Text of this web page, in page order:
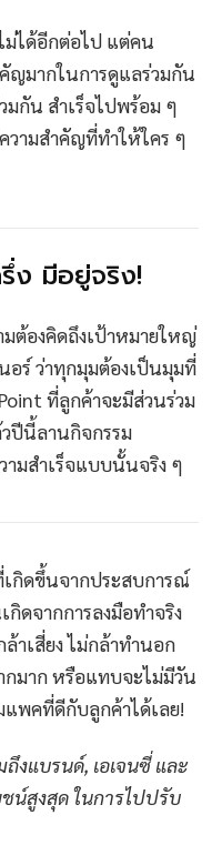
ม่ได้อีกต่อไป แต่คน
ญมากในการดูแลร่วมกัน
มกัน สำเร็จไปพร้อม ๆ
ามสำคัญที่ทำให้ใคร ๆ
ง มีอยู่จริง!
ต้องคิดถึงเป้าหมายใหญ่
ร์ ว่าทุกมุมต้องเป็นมุมที่
ที่ลูกค้าจะมีส่วนร่วม
ปีนี้ลานกิจกรรม
มสำเร็จแบบนั้นจริง ๆ
เกิดขึ้นจากประสบการณ์
ดจากการลงมือทำจริง
าเสี่ยง ไม่กล้าทำนอก
มาก หรือแทบจะไม่มีวัน
พคที่ดีกับลูกค้าได้เลย!
งแบรนด์, เอเจนซี่ และ
น์สูงสุด ในการไปปรับ